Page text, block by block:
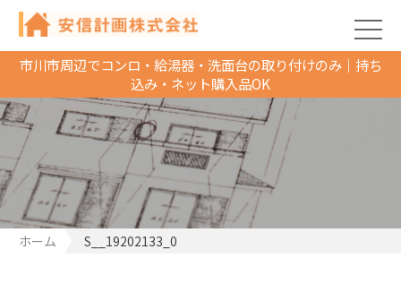
市川市周辺でコンロ・給湯器・洗面台の取り付けのみ｜持ち
込み・ネット購入品OK
ホーム S__19202133_0